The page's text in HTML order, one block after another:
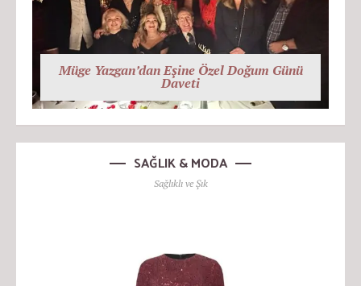
Müge Yazgan’dan Eşine Özel Doğum Günü
Daveti
SAĞLIK & MODA
Sağlıklı ve Şık